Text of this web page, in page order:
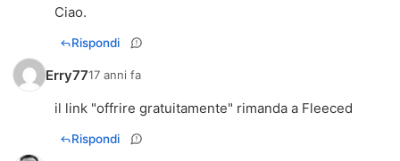
Ciao.
Rispondi
Erry7717 anni fa
il link "offrire gratuitamente" rimanda a Fleeced
Rispondi